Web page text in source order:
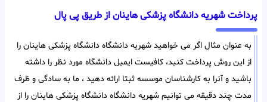
پرداخت شهریه دانشگاه پزشکی هاینان از طریق پی پال
به عنوان مثال اگر می خواهید شهریه دانشگاه دانشگاه پزشکی هاینان را
از این روش پرداخت کنید، کافیست ایمیل دانشگاه مورد نظر را داشته
باشید و آنرا به کارشناسان موسسه ثبتا ارائه دهید ، ما به سادگی و ظرف
مدت چند دقیقه می توانیم شهریه دانشگاه دانشگاه پزشکی هاینان را از